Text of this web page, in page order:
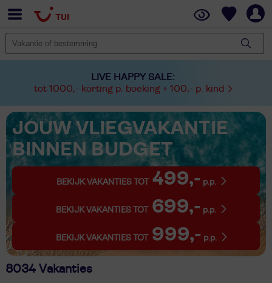
LIVE HAPPY SALE:
tot 1000,- korting p. boeking + 100,- p. kind
JOUW VLIEGVAKANTIE
BINNEN BUDGET
BEKIJK VAKANTIES TOT 499,- p.p.
BEKIJK VAKANTIES TOT 699,- p.p.
BEKIJK VAKANTIES TOT 999,- p.p.
8034 Vakanties